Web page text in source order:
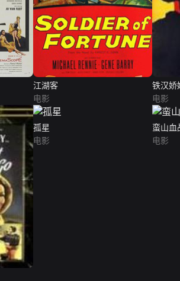
江湖客
电影
铁汉娇
电影
孤星
电影
蛮山血
电影